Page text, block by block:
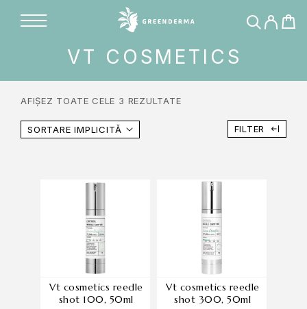
VT COSMETICS
AFIȘEZ TOATE CELE 3 REZULTATE
SORTARE IMPLICITĂ FILTER
vt cosmetics reedle
shot 100, 50ml
vt cosmetics reedle
shot 300, 50ml